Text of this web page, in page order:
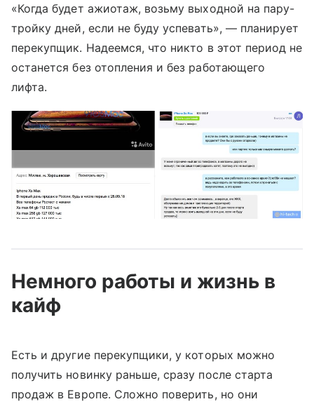
«Когда будет ажиотаж, возьму выходной на пару-
тройку дней, если не буду успевать», — планирует
перекупщик. Надеемся, что никто в этот период не
останется без отопления и без работающего
лифта.
Немного работы и жизнь в
кайф
Есть и другие перекупщики, у которых можно
получить новинку раньше, сразу после старта
продаж в Европе. Сложно поверить, но они